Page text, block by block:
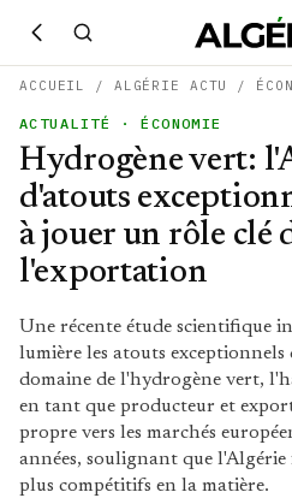
ACCUEIL / ALGÉRIE ACTU /
ACTUALITÉ · ÉCONOMIE
Hydrogène vert:
d'atouts
à jouer un rôle clé
l'exportation
Une récente étude scientifique
lumière les atouts exceptionnels
domaine de l'hydrogène vert,
en tant que producteur et
propre vers les marchés
années, soulignant que l'Algérie
plus compétitifs en la matière.